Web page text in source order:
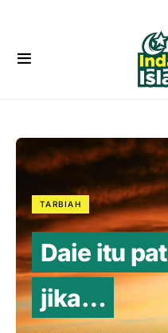
TARBIAH
Daie itu
jika…